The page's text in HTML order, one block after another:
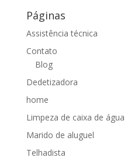
Páginas
Assistência técnica
Contato
Blog
Dedetizadora
home
Limpeza de caixa de água
Marido de aluguel
Telhadista